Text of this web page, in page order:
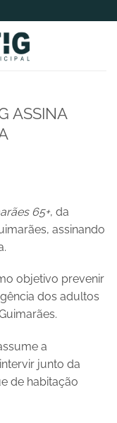
ASSINA
65+, da
assinando
objetivo prevenir
dos adultos
a
junto da
de habitação